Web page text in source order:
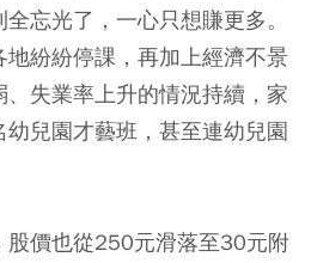
忘光了，一心只想賺更多。
紛紛停課，再加上經濟不景
失業率上升的情況持續，家
兒園才藝班，甚至連幼兒園
股價也從250元滑落至30元附